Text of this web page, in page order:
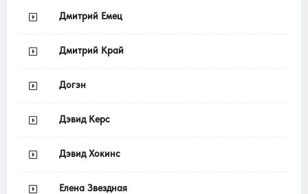
Дмитрий Емец
Дмитрий Край
Догэн
Дэвид Керс
Дэвид Хокинс
Елена Звездная